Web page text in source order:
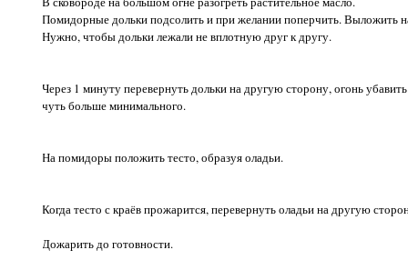
Помидорные дольки подсолить и при желании поперчить. Выложить
Нужно, чтобы дольки лежали не вплотную друг к другу.
Через 1 минуту перевернуть дольки на другую сторону, огонь
чуть больше минимального.
На помидоры положить тесто, образуя оладьи.
Когда тесто с краёв прожарится, перевернуть оладьи на другую
Дожарить до готовности.